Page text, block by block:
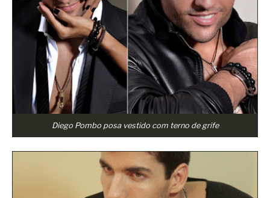
Diego Pombo posa vestido com terno de grife